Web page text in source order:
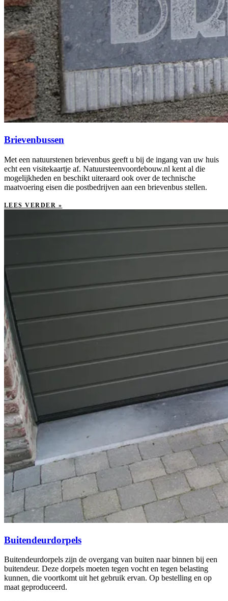
Brievenbussen
Met een natuurstenen brievenbus geeft u bij de ingang van uw huis
echt een visitekaartje af. Natuursteenvoordebouw.nl kent al die
mogelijkheden en beschikt uiteraard ook over de technische
maatvoering eisen die postbedrijven aan een brievenbus stellen.
LEES VERDER »
Buitendeurdorpels
Buitendeurdorpels zijn de overgang van buiten naar binnen bij een
buitendeur. Deze dorpels moeten tegen vocht en tegen belasting
kunnen, die voortkomt uit het gebruik ervan. Op bestelling en op
maat geproduceerd.